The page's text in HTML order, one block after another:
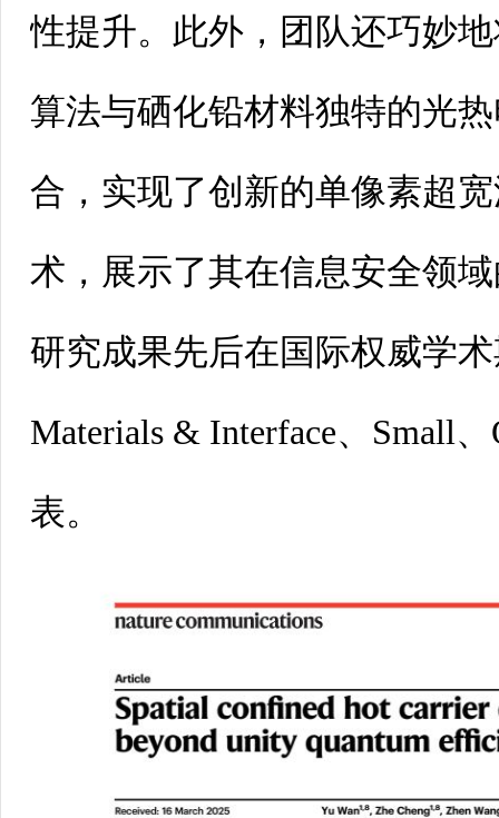
性提升。此外，团队还巧妙
算法与硒化铅材料独特的光
合，实现了创新的单像素超
术，展示了其在信息安全领
研究成果先后在国际权威学
Materials& Interface、Small、
表。